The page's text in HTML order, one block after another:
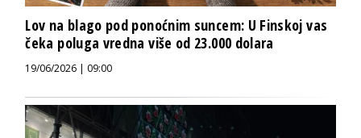
Lov na blago pod ponoćnim suncem: U Finskoj vas
čeka poluga vredna više od 23.000 dolara
19/06/2026 | 09:00